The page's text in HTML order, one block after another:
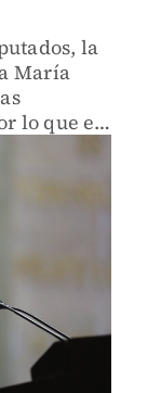
la
María
lo que el